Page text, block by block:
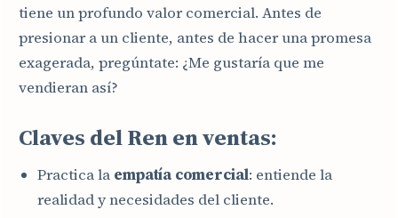
tiene un profundo valor comercial. Antes de
presionar a un cliente, antes de hacer una promesa
exagerada, pregúntate: ¿Me gustaría que me
vendieran así?
Claves del Ren en ventas:
Practica la empatía comercial: entiende la
realidad y necesidades del cliente.